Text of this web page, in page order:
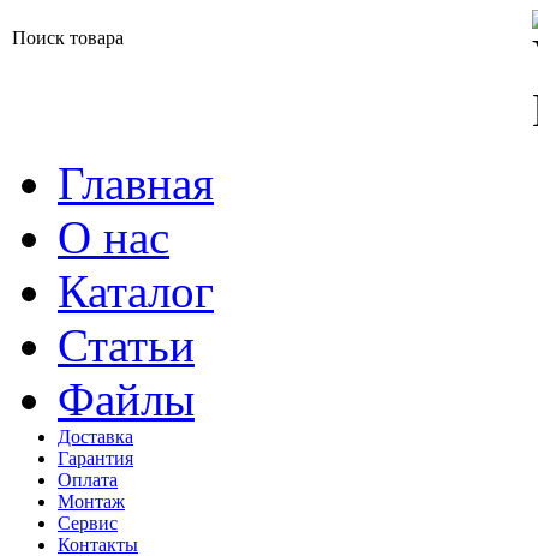
Главная
О нас
Каталог
Статьи
Файлы
Доставка
Гарантия
Оплата
Монтаж
Сервис
Контакты
Поиск товара